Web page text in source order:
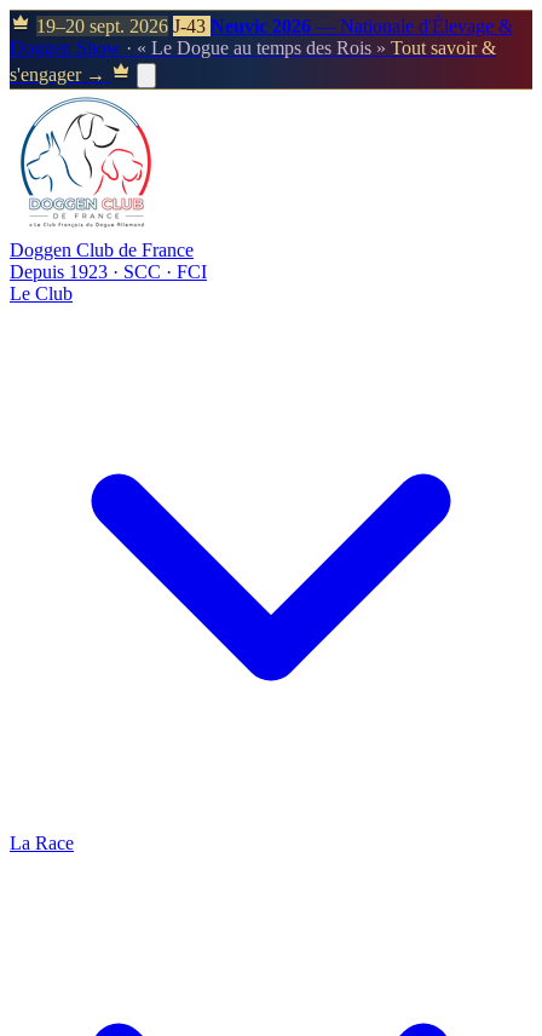
19–20 sept. 2026 J-43 Neuvic 2026 — Nationale d'Élevage &
Doggen Show · « Le Dogue au temps des Rois » Tout savoir &
s'engager →
Doggen Club de France
Depuis 1923 · SCC · FCI
Le Club
La Race